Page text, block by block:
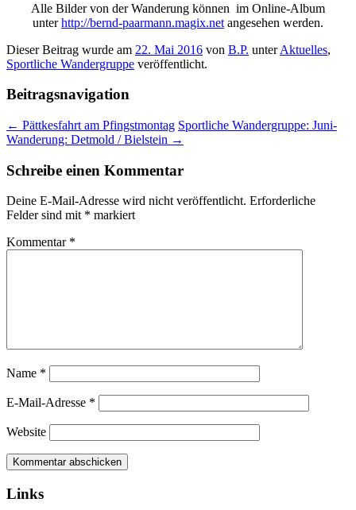
Alle Bilder von der Wanderung können im Online-Album
unterhttp://bernd-paarmann.magix.net angesehen werden.
Dieser Beitrag wurde am 22. Mai 2016 von B.P. unterAktuelles,
Sportliche Wandergruppe veröffentlicht.
Beitragsnavigation
← Pättkesfahrt am Pfingstmontag Sportliche Wandergruppe: Juni-
Wanderung: Detmold / Bielstein →
Schreibe einen Kommentar
Deine E-Mail-Adresse wird nicht veröffentlicht. Erforderliche
Felder sind mit * markiert
Kommentar *
Name *
E-Mail-Adresse *
Website
Links